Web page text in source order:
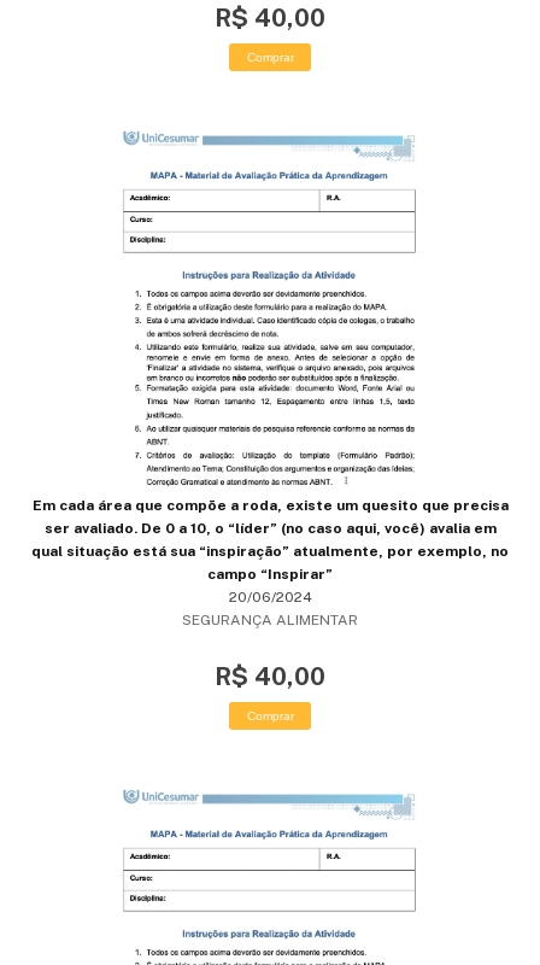
R$ 40,00
Comprar
Em cada área que compõe a roda, existe um quesito que precisa
ser avaliado. De 0 a 10, o “líder” (no caso aqui, você) avalia em
qual situação está sua “inspiração” atualmente, por exemplo, no
campo “Inspirar”
20/06/2024
SEGURANÇA ALIMENTAR
R$ 40,00
Comprar